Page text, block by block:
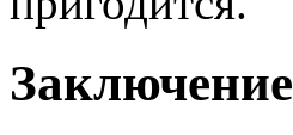
Заключение